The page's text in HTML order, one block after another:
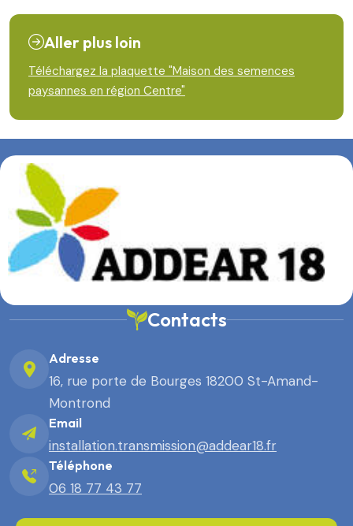
Aller plus loin
Téléchargez la plaquette "Maison des semences
paysannes en région Centre"
Contacts
Adresse
16, rue porte de Bourges 18200 St-Amand-
Montrond
Email
installation.transmission@addear18.fr
Téléphone
06 18 77 43 77